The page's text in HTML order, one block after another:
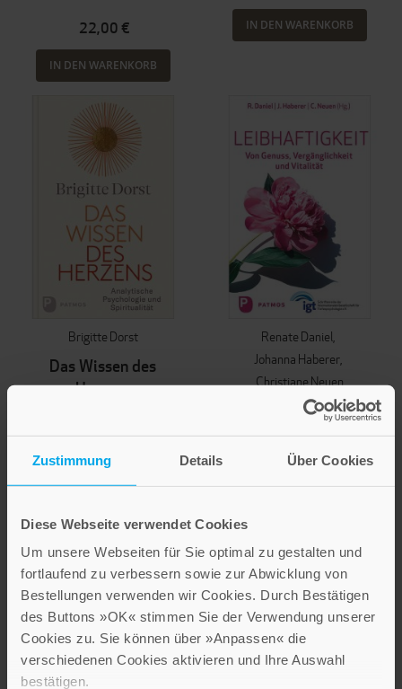
Zustimmung Details Über Cookies
Diese Webseite verwendet Cookies
Um unsere Webseiten für Sie optimal zu gestalten und
fortlaufend zu verbessern sowie zur Abwicklung von
Bestellungen verwenden wir Cookies. Durch Bestätigen
des Buttons »OK« stimmen Sie der Verwendung unserer
Cookies zu. Sie können über »Anpassen« die
verschiedenen Cookies aktivieren und Ihre Auswahl
bestätigen.
22,00 €
IN DEN WARENKORB
IN DEN WARENKORB
Brigitte Dorst
Das Wissen des
Herzens
Spiritualität
24,00 €
Renate Daniel
Johanna Haberer
Christiane Neuen
Leibhaftigkeit
Von Genuss, Vergänglichkeit
und Vitalität
IN DEN WARENKORB